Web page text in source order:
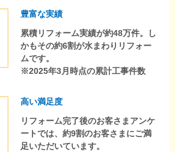
豊富な実績
累積リフォーム実績が約48万件。し
かもその約6割が水まわりリフォー
ムです。
※2025年3月時点の累計工事件数
高い満足度
リフォーム完了後のお客さまアンケ
ートでは、約9割のお客さまにご満
足いただいています。